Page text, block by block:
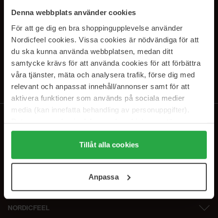
Denna webbplats använder cookies
För att ge dig en bra shoppingupplevelse använder
Nordicfeel cookies. Vissa cookies är nödvändiga för att
du ska kunna använda webbplatsen, medan ditt
samtycke krävs för att använda cookies för att förbättra
våra tjänster, mäta och analysera trafik, förse dig med
relevant och anpassat innehåll/annonser samt för att
aktivera funktioner som används på sociala medier
media (kan innefatta behandling av personuppgifter).
Genom att trycka på "Tillåt alla cookies" accepterar du
alla cookies, medan du under "Detaljer" kan anpassa
användningen av cookies. Du kan när som helst återkalla
samt vår Integritetspolicy.
Tillåt alla cookies
Anpassa
SUBSCRIBE TO OUR
NEWSLETTER
E-postadresse
Ved å abonnere godtar du vårpersonvernerklæring. Du kan melde deg
NORDICFEEL